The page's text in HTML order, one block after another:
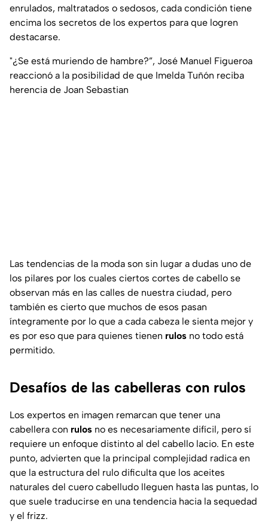
enrulados, maltratados o sedosos, cada condición tiene
encima los secretos de los expertos para que logren
destacarse.
"¿Se está muriendo de hambre?”, José Manuel Figueroa
reaccionó a la posibilidad de que Imelda Tuñón reciba
herencia de Joan Sebastian
Las tendencias de la moda son sin lugar a dudas uno de
los pilares por los cuales ciertos cortes de cabello se
observan más en las calles de nuestra ciudad, pero
también es cierto que muchos de esos pasan
íntegramente por lo que a cada cabeza le sienta mejor y
es por eso que para quienes tienen rulos no todo está
permitido.
Desafíos de las cabelleras con rulos
Los expertos en imagen remarcan que tener una
cabellera con rulos no es necesariamente difícil, pero sí
requiere un enfoque distinto al del cabello lacio. En este
punto, advierten que la principal complejidad radica en
que la estructura del rulo dificulta que los aceites
naturales del cuero cabelludo lleguen hasta las puntas, lo
que suele traducirse en una tendencia hacia la sequedad
y el frizz.